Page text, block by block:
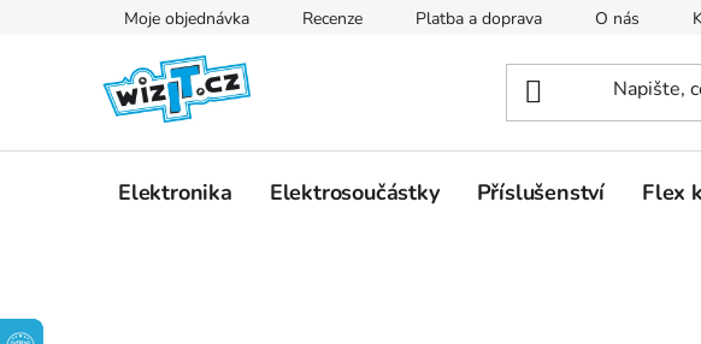
Moje objednávka Recenze Platba a doprava O nás
Elektronika Elektrosoučástky Příslušenství Flex